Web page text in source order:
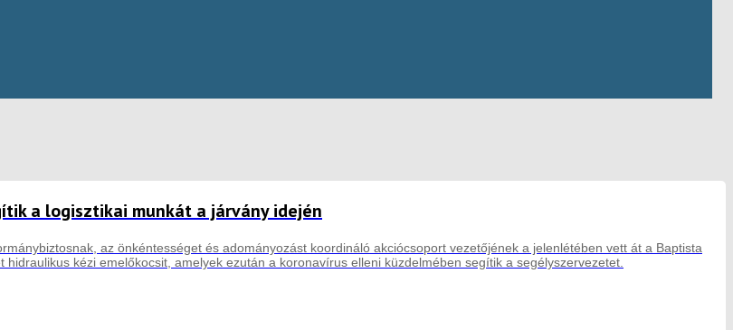
a logisztikai munkát a járvány idején
az önkéntességet és adományozást koordináló akciócsoport vezetőjének a jelenlétében vett át a Baptista
hidraulikus kézi emelőkocsit, amelyek ezután a koronavírus elleni küzdelmében segítik a segélyszervezetet.